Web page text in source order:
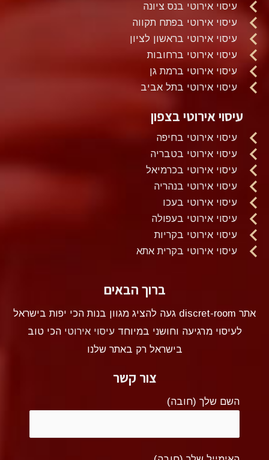
עיסוי אירוטי בנס ציונה
עיסוי אירוטי בפתח תקווה
עיסוי אירוטי בראשון לציון
עיסוי אירוטי ברחובות
עיסוי אירוטי ברמת גן
עיסוי אירוטי בתל אביב
עיסוי אירוטי בצפון
עיסוי אירוטי בחיפה
עיסוי אירוטי בטבריה
עיסוי אירוטי בכרמיאל
עיסוי אירוטי בנהריה
עיסוי אירוטי בעכו
עיסוי אירוטי בעפולה
עיסוי אירוטי בקריות
עיסוי אירוטי בקרית אתא
ברוך הבאים
אתר discret-room געה להציג מגוון בנות הכי יפות בישראל
לעיסוי מרגיעה וחושני במיוחדעיסוי אירוטי הכי טוב
בישראל רק באתר שלנו
צור קשר
השם שלך (חובה)